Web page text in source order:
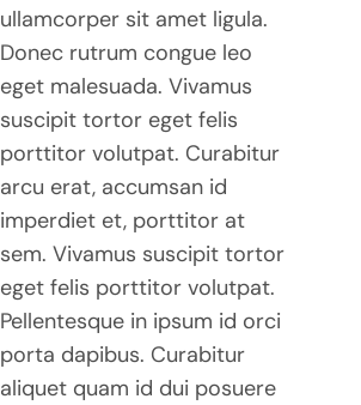
ullamcorper sit amet ligula.
Donec rutrum congue leo
eget malesuada. Vivamus
suscipit tortor eget felis
porttitor volutpat. Curabitur
arcu erat, accumsan id
imperdiet et, porttitor at
sem. Vivamus suscipit tortor
eget felis porttitor volutpat.
Pellentesque in ipsum id orci
porta dapibus. Curabitur
aliquet quam id dui posuere